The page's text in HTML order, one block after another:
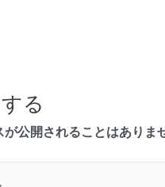
る
が公開されることはありま